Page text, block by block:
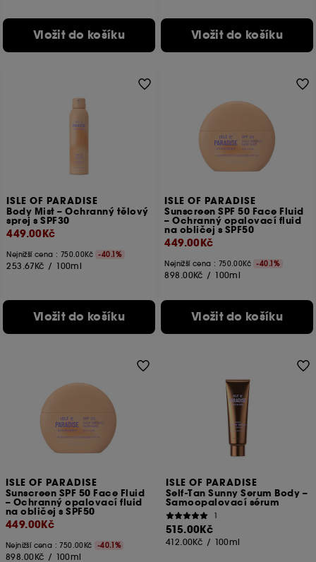
Vložit do košíku Vložit do košíku
ISLE OF PARADISE
Body Mist – Ochranný tělový
sprej s SPF30
449.00Kč
Nejnižší cena : 750.00Kč -40.1%
253.67Kč / 100ml
Vložit do košíku
ISLE OF PARADISE
Sunscreen SPF 50 Face Fluid
– Ochranný opalovací fluid
na obličej s SPF50
449.00Kč
Nejnižší cena : 750.00Kč -40.1%
898.00Kč / 100ml
Vložit do košíku
ISLE OF PARADISE
Sunscreen SPF 50 Face Fluid
– Ochranný opalovací fluid
na obličej s SPF50
449.00Kč
Nejnižší cena : 750.00Kč -40.1%
898.00Kč / 100ml
ISLE OF PARADISE
Self-Tan Sunny Serum Body –
Samoopalovací sérum
1
515.00Kč
412.00Kč / 100ml